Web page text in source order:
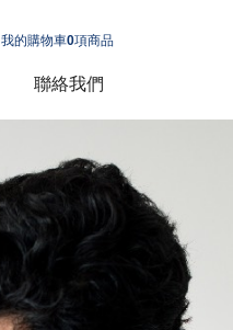
我的購物車0項商品
聯絡我們